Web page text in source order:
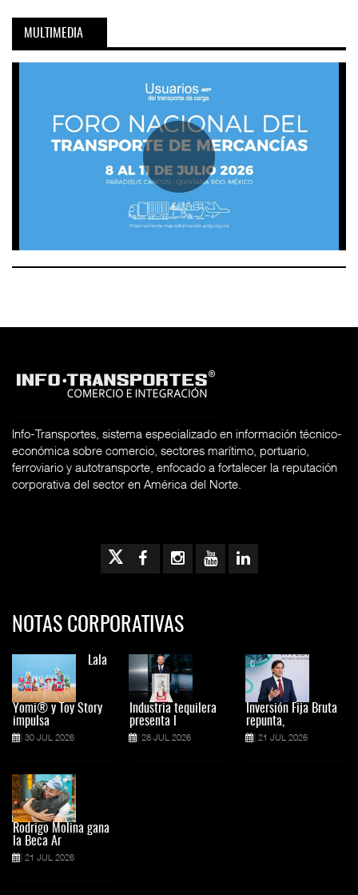
MULTIMEDIA
Info-Transportes, sistema especializado en información técnico-
económica sobre comercio, sectores marítimo, portuario,
ferroviario y autotransporte, enfocado a fortalecer la reputación
corporativa del sector en América del Norte.
NOTAS CORPORATIVAS
Lala
Yomi® y Toy Story
impulsa
30 JUL 2026
Rodrigo Molina gana
la Beca Ar
21 JUL 2026
Industria tequilera
presenta l
28 JUL 2026
Inversión Fija Bruta
repunta,
21 JUL 2026